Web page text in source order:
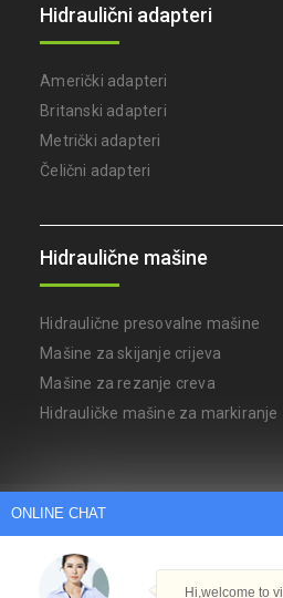
Hidraulični adapteri
Američki adapteri
Britanski adapteri
Metrički adapteri
Čelični adapteri
Hidraulične mašine
Hidraulične presovalne mašine
Mašine za skijanje crijeva
Mašine za rezanje creva
Hidrauličke mašine za markiranje
Arabic
German
Italian
Portuguese
Thai
ONLINE CHAT
Hi,welcome to